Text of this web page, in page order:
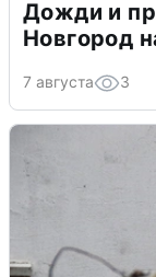
Дожди и
Новгород
7 августа 3